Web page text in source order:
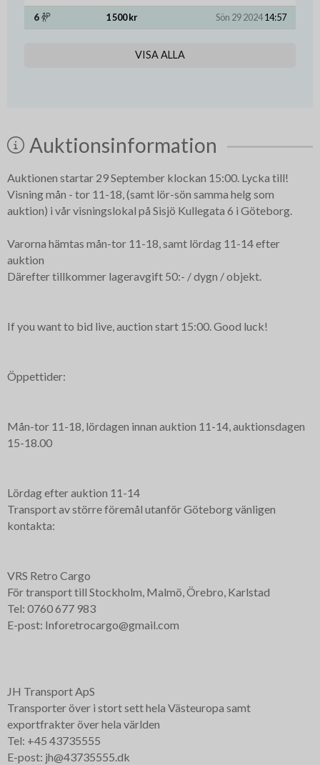
6 1 500 kr Sön 29 202414:57
VISA ALLA
Auktionsinformation
Auktionen startar 29 September klockan 15:00. Lycka till!
Visning mån - tor 11-18, (samt lör-sön samma helg som
auktion) i vår visningslokal på Sisjö Kullegata 6 i Göteborg.
Varorna hämtas mån-tor 11-18, samt lördag 11-14 efter
auktion
Därefter tillkommer lageravgift 50:- / dygn / objekt.
If you want to bid live, auction start 15:00. Good luck!
Öppettider:
Mån-tor 11-18, lördagen innan auktion 11-14, auktionsdagen
15-18.00
Lördag efter auktion 11-14
Transport av större föremål utanför Göteborg vänligen
kontakta:
VRS Retro Cargo
För transport till Stockholm, Malmö, Örebro, Karlstad
Tel: 0760 677 983
E-post: Inforetrocargo@gmail.com
JH Transport ApS
Transporter över i stort sett hela Västeuropa samt
exportfrakter över hela världen
Tel: +45 43735555
E-post: jh@43735555.dk